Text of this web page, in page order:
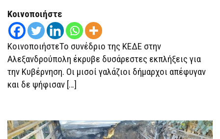
ΚΥΒΈΡΝΗΣΗ
Κοινοποιήστε
ΚοινοποιήστεΤο συνέδριο της ΚΕΔΕ στην
Αλεξανδρούπολη έκρυβε δυσάρεστες εκπλήξεις για
την Κυβέρνηση. Οι μισοί γαλάζιοι δήμαρχοι απέφυγαν
και δε ψήφισαν […]